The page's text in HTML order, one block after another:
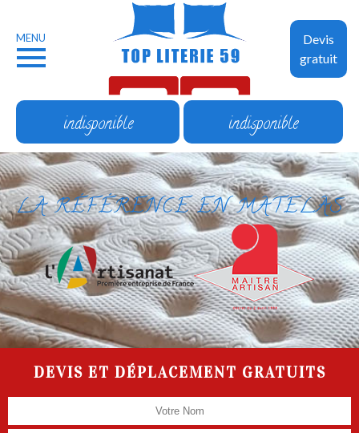
Devis
gratuit
MENU
indisponible indisponible
LA RÉFÉRENCE EN MATELAS
DEVIS ET DÉPLACEMENT GRATUITS